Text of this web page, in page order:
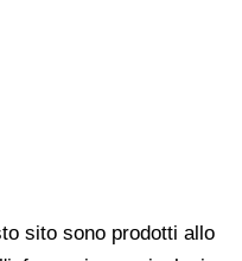
sito sono prodotti allo